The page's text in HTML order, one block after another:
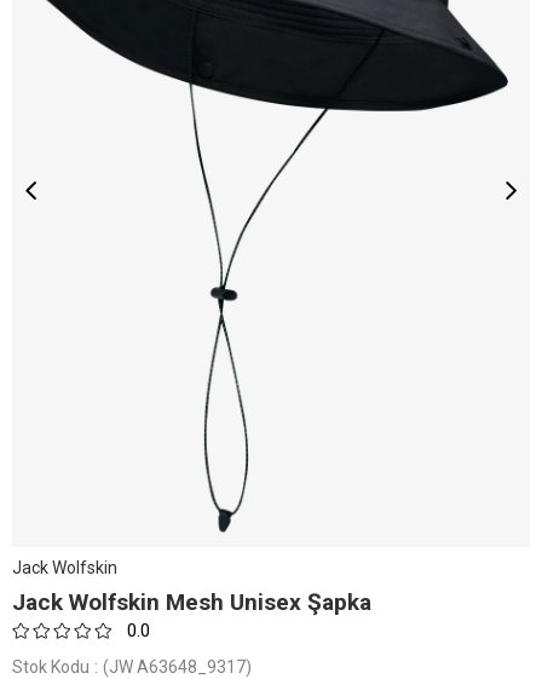
Jack Wolfskin
Jack Wolfskin Mesh Unisex Şapka
0.0
Stok Kodu (JW A63648_9317)